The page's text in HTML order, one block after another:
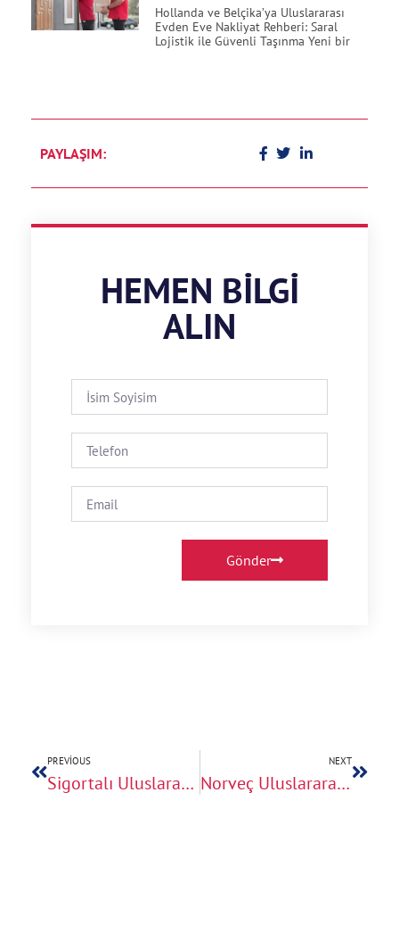
Hollanda ve Belçika’ya Uluslararası
Evden Eve Nakliyat Rehberi: Saral
Lojistik ile Güvenli Taşınma Yeni bir
PAYLAŞIM:
HEMEN BILGI
ALIN
Gönder
PREVIOUS
Sigortalı Uluslararası Evden Eve Nakliyat
NEXT
Norveç Uluslararası Evden Eve Nakliyat: Taşınma Sürecinde Bilmeniz Gerekenler ve Püf Noktaları